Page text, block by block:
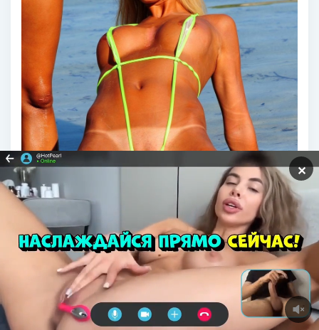
Алисия Димарко в микробикини
✕